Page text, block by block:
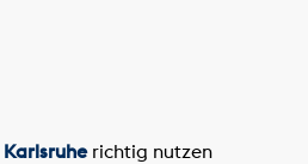
Karlsruherichtig nutzen